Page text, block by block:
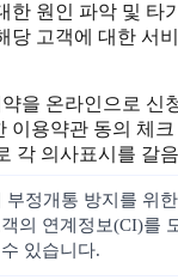
한 원인 파악 및 타
당 고객에 대한 서
을 온라인으로 신
이용약관 동의 체크
각 의사표시를 갈
정개통 방지를 위
의 연계정보(CI)를
있습니다.